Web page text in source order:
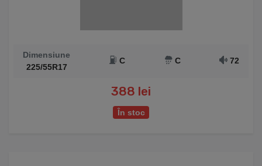
Dimensiune
225/55R17
C C 72
388 lei
În stoc